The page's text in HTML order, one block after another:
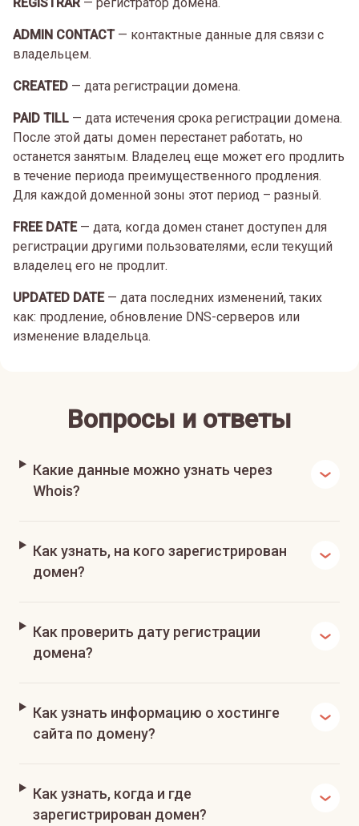
ADMIN CONTACT— контактные данные для связи с
владельцем.
CREATED — дата регистрации домена.
PAID TILL — дата истечения срока регистрации домена.
После этой даты домен перестанет работать, но
останется занятым. Владелец еще может его продлить
в течение периода преимущественного продления.
Для каждой доменной зоны этот период – разный.
FREE DATE— дата, когда домен станет доступен для
регистрации другими пользователями, если текущий
владелец его не продлит.
UPDATED DATE— дата последних изменений, таких
как: продление, обновление DNS-серверов или
изменение владельца.
Вопросы и ответы
Какие данные можно узнать через
Whois?
Как узнать, на кого зарегистрирован
домен?
Как проверить дату регистрации
домена?
Как узнать информацию о хостинге
сайта по домену?
Как узнать, когда и где
зарегистрирован домен?